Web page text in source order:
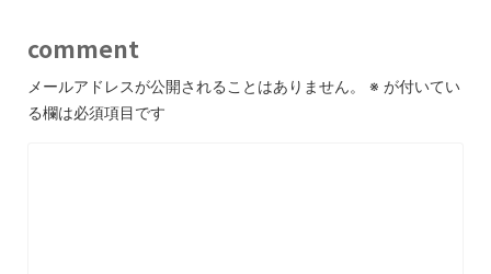
comment
メールアドレスが公開されることはありません。 ※ が付いてい
る欄は必須項目です